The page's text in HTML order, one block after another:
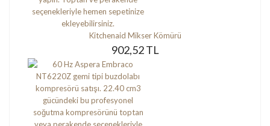
Kitchenaid Mikser Kömürü
902,52 TL